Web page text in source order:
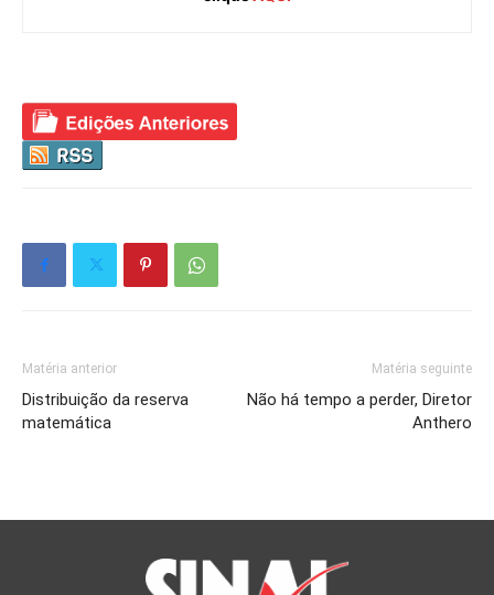
Matéria anterior
Distribuição da reserva
matemática
Matéria seguinte
Não há tempo a perder, Diretor
Anthero